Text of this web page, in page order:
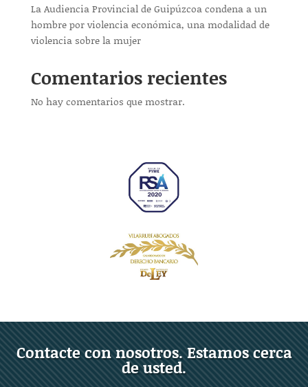
La Audiencia Provincial de Guipúzcoa condena a un
hombre por violencia económica, una modalidad de
violencia sobre la mujer
Comentarios recientes
No hay comentarios que mostrar.
Contacte con nosotros. Estamos cerca
de usted.